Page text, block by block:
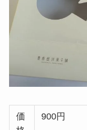
価
900円